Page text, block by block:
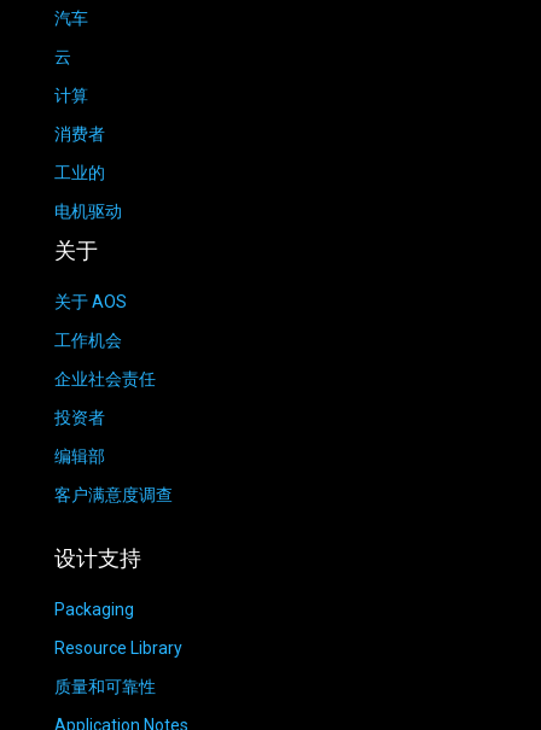
汽车
云
计算
消费者
工业的
电机驱动
关于
关于 AOS
工作机会
企业社会责任
投资者
编辑部
客户满意度调查
设计支持
Packaging
Resource Library
质量和可靠性
Application Notes